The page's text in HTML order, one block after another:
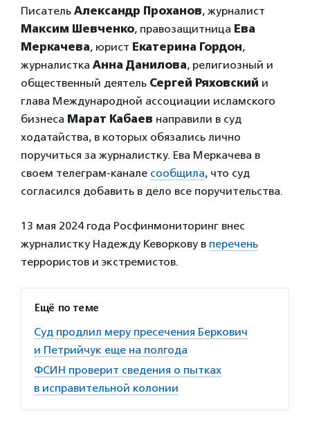
Писатель Александр Проханов, журналист
Максим Шевченко, правозащитница Ева
Меркачева, юрист Екатерина Гордон,
журналистка Анна Данилова, религиозный и
общественный деятель Сергей Ряховский и
глава Международной ассоциации исламского
бизнеса Марат Кабаев направили в суд
ходатайства, в которых обязались лично
поручиться за журналистку. Ева Меркачева в
своем телеграм-канале сообщила, что суд
согласился добавить в дело все поручительства.
13 мая 2024 года Росфинмониторинг внес
журналистку Надежду Кеворкову в перечень
террористов и экстремистов.
Ещё по теме
Суд продлил меру пресечения Беркович
и Петрийчук еще на полгода
ФСИН проверит сведения о пытках
в исправительной колонии